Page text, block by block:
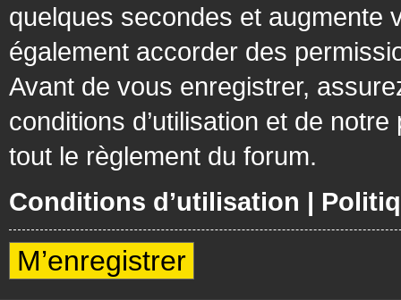
quelques secondes et augmente
également accorder des
Avant de vous enregistrer,
conditions d’utilisation et de
tout le règlement du forum.
Conditions d’utilisation |
M’enregistrer